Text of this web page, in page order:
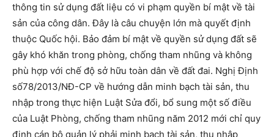
thông tin sử dụng đất liệu có vi phạm quyền bí mật về tài
sản của công dân. Đây là câu chuyện lớn mà quyết định
thuộc Quốc hội. Bảo đảm bí mật về quyền sử dụng đất sẽ
gây khó khăn trong phòng, chống tham nhũng và không
phù hợp với chế độ sở hữu toàn dân về đất đai. Nghị Định
số78/2013/NĐ-CP về hướng dẫn minh bạch tài sản, thu
nhập trong thực hiện Luật Sửa đổi, bổ sung một số điều
của Luật Phòng, chống tham nhũng năm 2012 mới chỉ quy
định cán bộ quản lý phải minh bạch tài sản, thu nhập